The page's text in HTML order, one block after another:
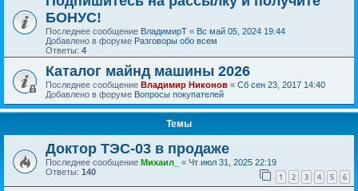
БОНУС!
Последнее сообщение ВладимирТ « Вс май 05, 2024 19:44
Добавлено в форуме Разговоры обо всем
Ответы: 4
Каталог майнд машины 2026
Последнее сообщение Владимир Никонов « Сб сен 23, 2017 14:40
Добавлено в форуме Вопросы покупателей
Темы
Доктор ТЭС-03 в продаже
Последнее сообщение Михаил_ « Чт июл 31, 2025 22:19
Ответы: 140 1 2 3 4 5 6